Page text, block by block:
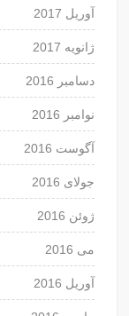
آوریل 2017
ژانویه 2017
دسامبر 2016
نوامبر 2016
آگوست 2016
جولای 2016
ژوئن 2016
می 2016
آوریل 2016